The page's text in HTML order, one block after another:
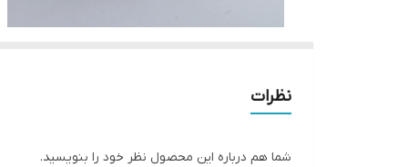
نظرات
شما هم درباره این محصول نظر خود را بنویسید.